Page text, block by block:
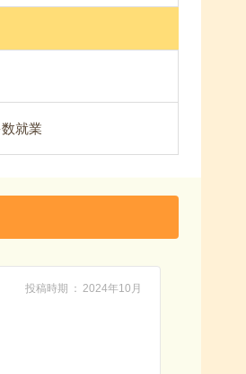
就業
投稿時期 2024年10月